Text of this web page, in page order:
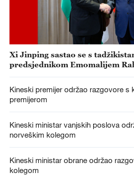
Xi Jinping sastao se s
predsjednikom Emomalijem
Kineski premijer održao razgovore s
premijerom
Kineski ministar vanjskih poslova
norveškim kolegom
Kineski ministar obrane održao
kolegom